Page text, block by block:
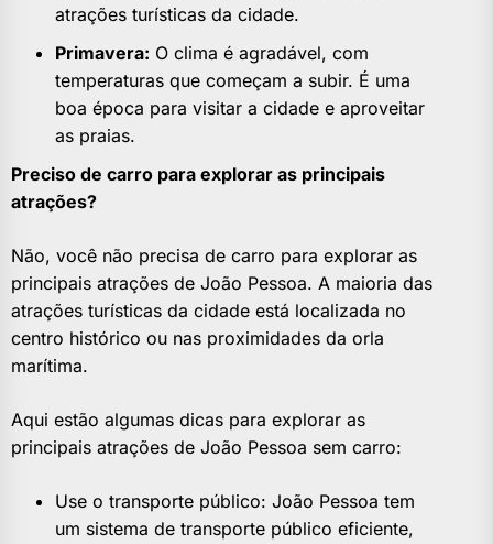
atrações turísticas da cidade.
Primavera: O clima é agradável, com
temperaturas que começam a subir. É uma
boa época para visitar a cidade e aproveitar
as praias.
Preciso de carro para explorar as principais
atrações?
Não, você não precisa de carro para explorar as
principais atrações de João Pessoa. A maioria das
atrações turísticas da cidade está localizada no
centro histórico ou nas proximidades da orla
marítima.
Aqui estão algumas dicas para explorar as
principais atrações de João Pessoa sem carro:
Use o transporte público: João Pessoa tem
um sistema de transporte público eficiente,